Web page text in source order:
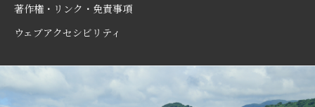
著作権・リンク・免責事項
ウェブアクセシビリティ